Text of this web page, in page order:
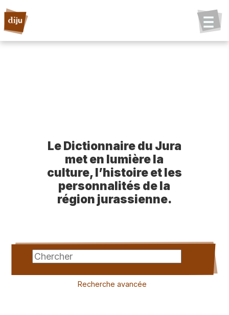
Le Dictionnaire du Jura
met en lumière la
culture, l’histoire et les
personnalités de la
région jurassienne.
Recherche avancée